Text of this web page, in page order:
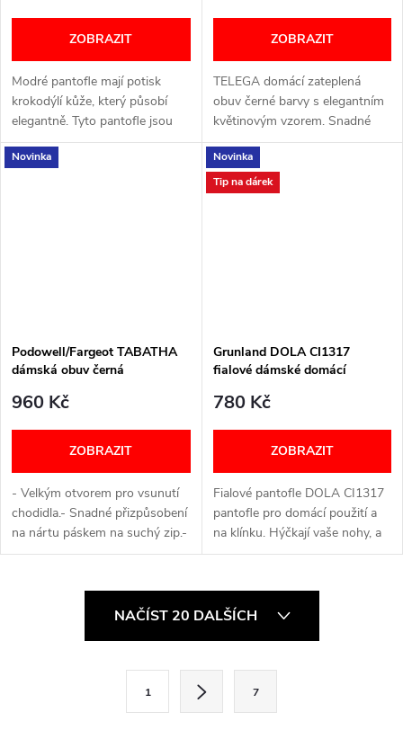
ZOBRAZIT
Modré pantofle mají potisk
krokodýlí kůže, který působí
elegantně. Tyto pantofle jsou
opravdu pohodlné a mají
vyjímatelnou a anatomickou
ZOBRAZIT
TELEGA domácí zateplená
obuv černé barvy s elegantním
květinovým vzorem. Snadné
nazutí. Pásek na suchý zip.
Šířka: G+ VELIKOSTNÍ
TABULKA
Novinka
Podowell/Fargeot TABATHA
dámská obuv černá
960 Kč
ZOBRAZIT
- Velkým otvorem pro vsunutí
chodidla.- Snadné přizpůsobení
na nártu páskem na suchý zip.-
Vyjímatelná vložka.- Aktivní
relaxační vzhled.- Snadno se...
Novinka
Tip na dárek
Grunland DOLA CI1317
fialové dámské domácí
780 Kč
ZOBRAZIT
Fialové pantofle DOLA CI1317
pantofle pro domácí použití a
na klínku. Hýčkají vaše nohy, a
zároveň poskytují správnou
stres způsobený celodenním...
NAČÍST 20 DALŠÍCH
1 7